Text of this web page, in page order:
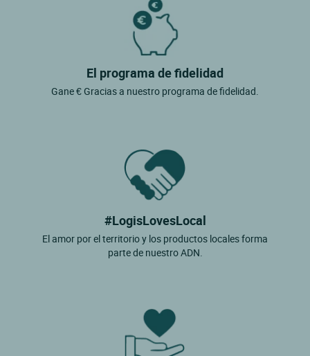
El programa de fidelidad
Gane € Gracias a nuestro programa de fidelidad.
#LogisLovesLocal
El amor por el territorio y los productos locales forma
parte de nuestro ADN.